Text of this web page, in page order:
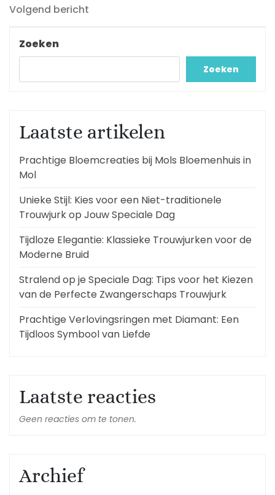
Volgend
Volgend bericht
Zoeken
Zoeken
Laatste artikelen
Prachtige Bloemcreaties bij Mols Bloemenhuis in
Mol
Unieke Stijl: Kies voor een Niet-traditionele
Trouwjurk op Jouw Speciale Dag
Tijdloze Elegantie: Klassieke Trouwjurken voor de
Moderne Bruid
Stralend op je Speciale Dag: Tips voor het Kiezen
van de Perfecte Zwangerschaps Trouwjurk
Prachtige Verlovingsringen met Diamant: Een
Tijdloos Symbool van Liefde
Laatste reacties
Geen reacties om te tonen.
Archief